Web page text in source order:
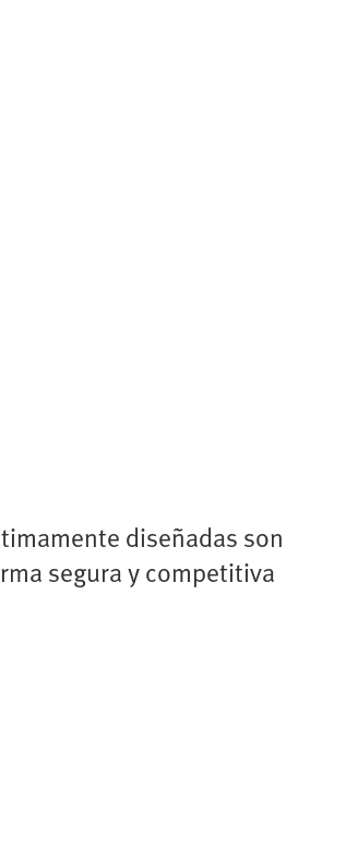
diseñadas son
segura y competitiva